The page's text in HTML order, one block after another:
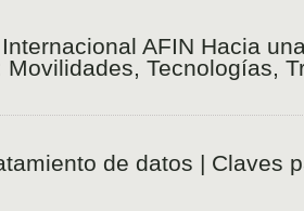
AFIN Hacia
Movilidades, Tecnologías,
de datos | Claves